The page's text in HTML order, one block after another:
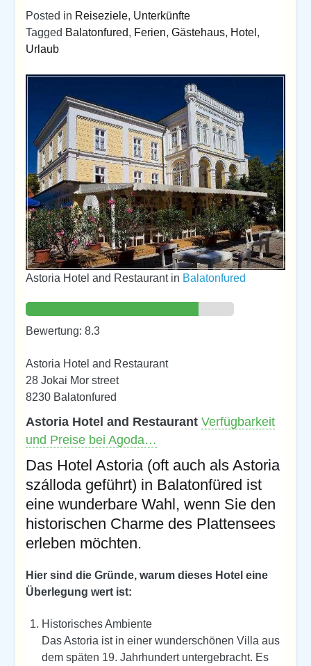
Posted in Reiseziele, Unterkünfte
Tagged Balatonfured, Ferien,Gästehaus, Hotel ,
Urlaub
Astoria Hotel and Restaurant in Balatonfured
Bewertung: 8.3
Astoria Hotel and Restaurant
28 Jokai Mor street
8230 Balatonfured
Astoria Hotel and RestaurantVerfügbarkeit
und Preise bei Agoda…
Das Hotel Astoria (oft auch als Astoria
szálloda geführt) in Balatonfüred ist
eine wunderbare Wahl, wenn Sie den
historischen Charme des Plattensees
erleben möchten.
Hier sind die Gründe, warum dieses Hotel eine
Überlegung wert ist:
Historisches Ambiente
Das Astoria ist in einer wunderschönen Villa aus
dem späten 19. Jahrhundert untergebracht. Es